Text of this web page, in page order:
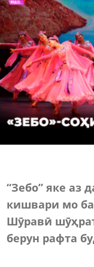
“Зебо” яке аз
кишвари мо
Шӯравӣ
берун рафта